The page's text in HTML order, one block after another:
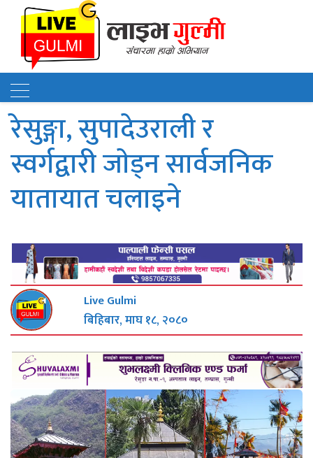
रेसुङ्गा, सुपादेउराली र
स्वर्गद्वारी जाेड्न सार्वजनिक
यातायात चलाइने
Live Gulmi
बिहिबार, माघ १८, २०८०